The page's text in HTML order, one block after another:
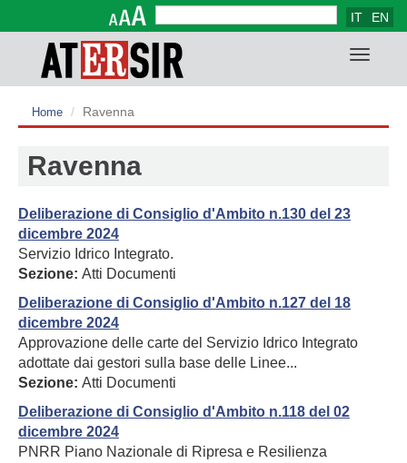
Form di ricerca
IT EN
Toggle
Home Ravenna
Ravenna
Deliberazione di Consiglio d'Ambito n.130 del 23
dicembre 2024
Servizio Idrico Integrato.
Sezione: Atti Documenti
Deliberazione di Consiglio d'Ambito n.127 del 18
dicembre 2024
Approvazione delle carte del Servizio Idrico Integrato
adottate dai gestori sulla base delle Linee...
Sezione: Atti Documenti
Deliberazione di Consiglio d'Ambito n.118 del 02
dicembre 2024
PNRR Piano Nazionale di Ripresa e Resilienza